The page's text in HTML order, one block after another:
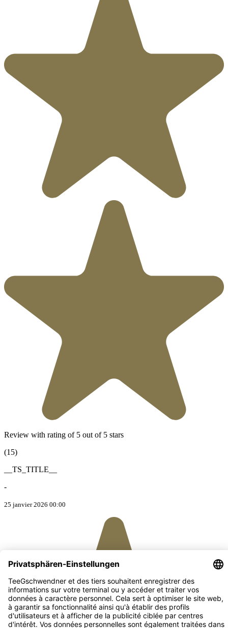
Review with rating of 5 out of 5 stars
(15)
__TS_TITLE__
-
25 janvier 2026 00:00